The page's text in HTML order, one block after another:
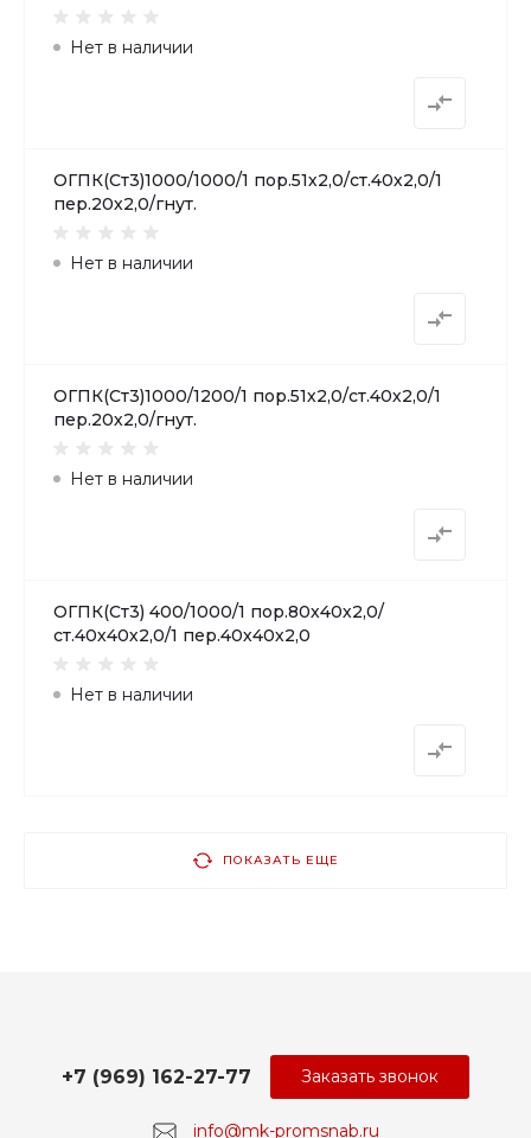
Нет в наличии
ОГПК(Ст3)1000/1000/1 пор.51х2,0/ст.40х2,0/1
пер.20х2,0/гнут.
Нет в наличии
ОГПК(Ст3)1000/1200/1 пор.51х2,0/ст.40х2,0/1
пер.20х2,0/гнут.
Нет в наличии
ОГПК(Ст3) 400/1000/1 пор.80х40х2,0/
ст.40х40х2,0/1 пер.40х40х2,0
Нет в наличии
ПОКАЗАТЬ ЕЩЕ
info@mk-promsnab.ru
+7 (969) 162-27-77 Заказать звонок